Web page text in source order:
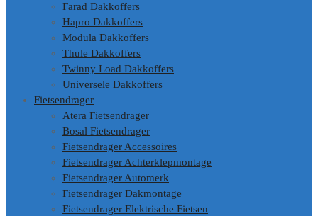
Farad Dakkoffers
Hapro Dakkoffers
Modula Dakkoffers
Thule Dakkoffers
Twinny Load Dakkoffers
Universele Dakkoffers
Fietsendrager
Atera Fietsendrager
Bosal Fietsendrager
Fietsendrager Accessoires
Fietsendrager Achterklepmontage
Fietsendrager Automerk
Fietsendrager Dakmontage
Fietsendrager Elektrische Fietsen